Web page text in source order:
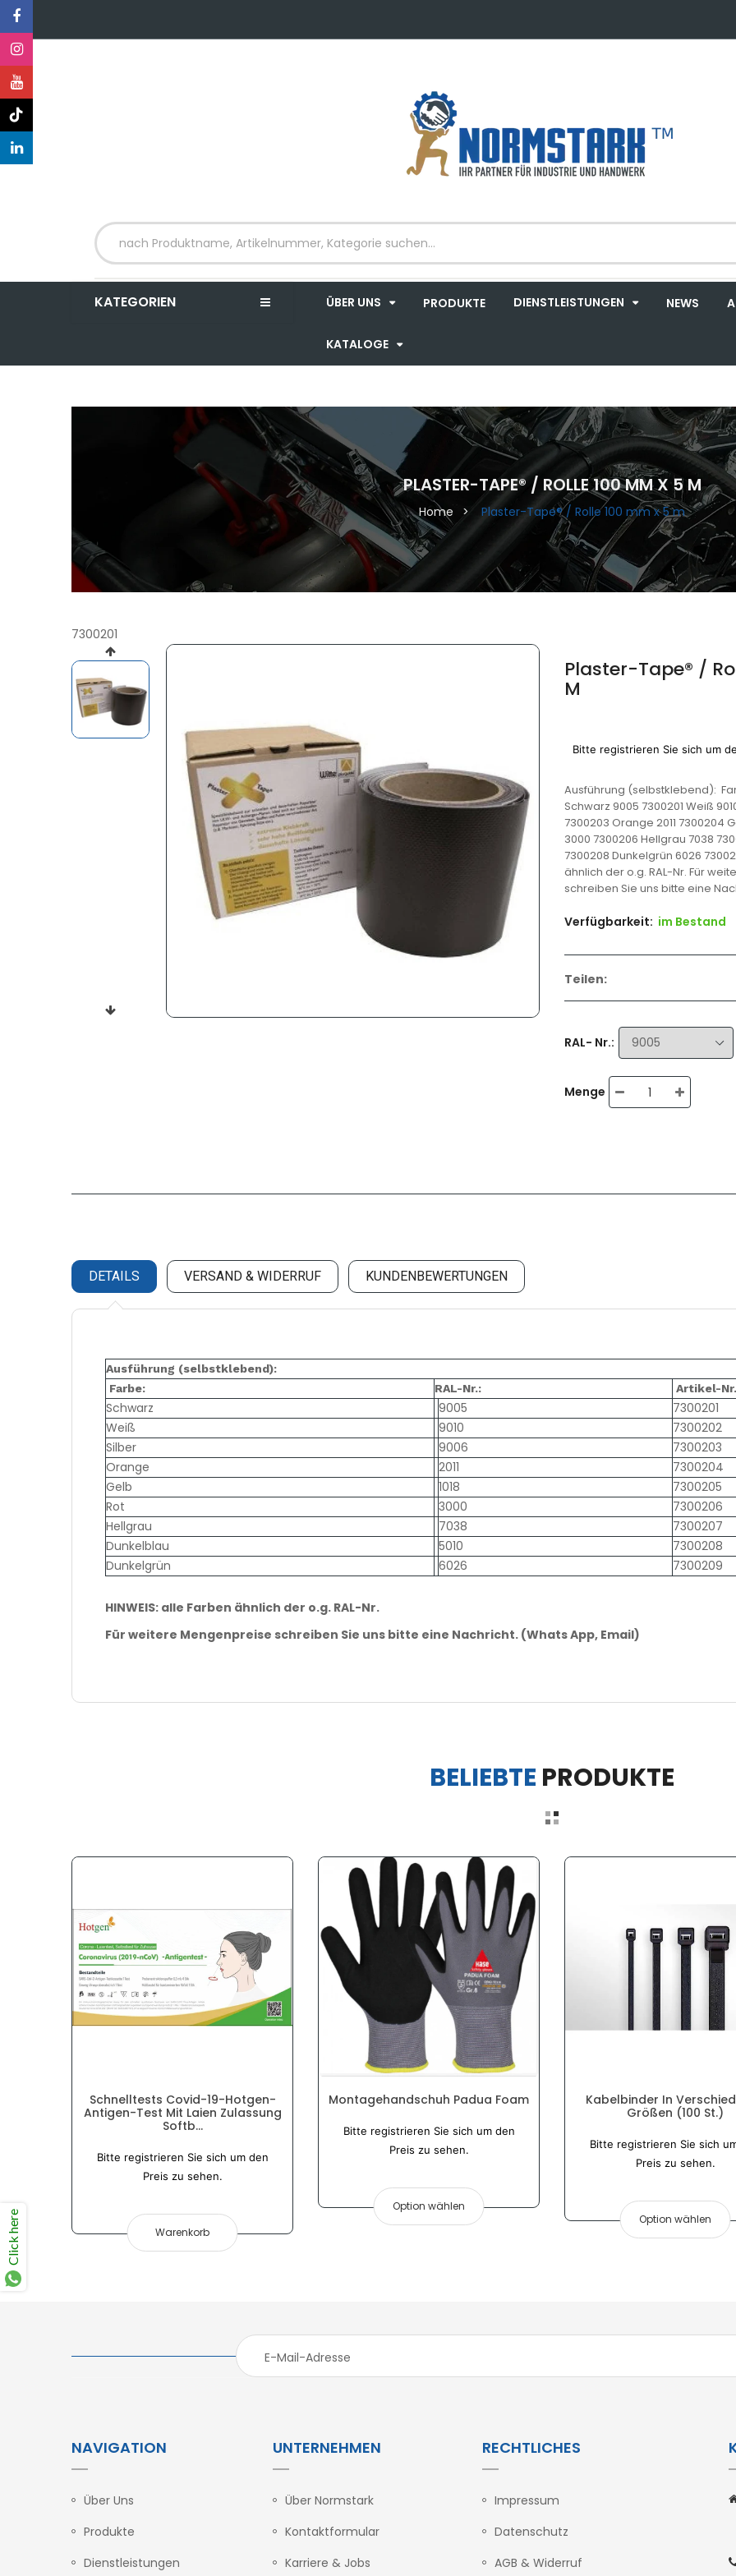
KATEGORIEN ÜBER UNS AUSKLAPPEN
PRODUKTE DIENSTLEISTUNGEN AUSKLAPPEN
NEWS
KATALOGE AUSKLAPPEN
PLASTER-TAPE® / ROLLE 100 MM X 5 M
Home Plaster-Tape® / Rolle 100 mm x 5 m
7300201
Plaster-Tape® /
M
Preis
Bitte registrieren Sie sich um
Ausführung (selbstklebend):
Schwarz 9005 7300201 Weiß
7300203 Orange 2011 7300204
3000 7300206 Hellgrau 7038
7300208 Dunkelgrün 6026
ähnlich der o.g. RAL-Nr. Für
schreiben Sie uns bitte eine
Verfügbarkeit: im Bestand
Teilen:
RAL- Nr.:
Menge
DETAILS VERSAND & WIDERRUF KUNDENBEWERTUNGEN
Ausführung (selbstklebend):
Farbe:
RAL-Nr.: Artikel-Nr.
Schwarz 9005
7300201
Weiß
9010
7300202
Silber
9006
7300203
Orange
2011
7300204
Gelb
1018
7300205
Rot
3000
7300206
Hellgrau
7038
7300207
Dunkelblau
5010
7300208
Dunkelgrün
6026 7300209
HINWEIS: alle Farben ähnlich der o.g. RAL-Nr.
Für weitere Mengenpreise schreiben Sie uns bitte eine Nachricht. (Whats App, Email)
BELIEBTE PRODUKTE
Schnelltests Covid-19-Hotgen-
Antigen-Test Mit Laien Zulassung
Softb...
Preis
Bitte registrieren Sie sich um den
Preis zu sehen.
Warenkorb
Montagehandschuh Padua Foam
Preis
Bitte registrieren Sie sich um den
Preis zu sehen.
Option wählen
Kabelbinder In
Größen (100 St.)
Bitte registrieren Sie sich
Preis zu sehen.
Option wählen
ALT ALT:
NAVIGATION
Über Uns
Produkte
Dienstleistungen
UNTERNEHMEN
Über Normstark
Kontaktformular
Karriere & Jobs
RECHTLICHES
Impressum
Datenschutz
AGB & Widerruf
Click here